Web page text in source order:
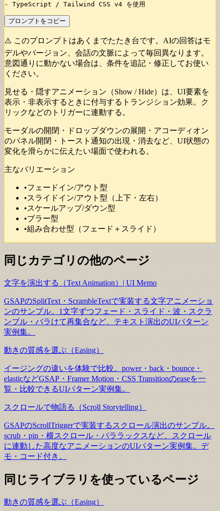
- TypeScript / Tailwind CSS v4 を使用
プロンプトをコピー
⚠️ このプロンプトはあくまでたたき台です。AIの回答はモ
デルやバージョン、会話の文脈によって毎回異なります。
意図通りに動かない場合は、条件を追記・修正してお使い
ください。
見せる・隠すアニメーション（Show / Hide）は、UI要素を
表示・非表示するときに付与するトランジション効果。ク
リックなどのトリガーに連動する。
モーダルの開閉・ドロップダウンの展開・アコーディオン
のパネル開閉・トースト通知の出現・消去など、UI状態の
変化を滑らかに伝えたい場面で使われる。
主なバリエーション
•フェードイン/アウト型
•スライドイン/アウト型（上下・左右）
•スケールアップ/ダウン型
•ブラー型
•組み合わせ型（フェード＋スライド）
同じカテゴリの他のページ
文字を演出する（Text Animation）| UI Memo
GSAPのSplitText・ScrambleTextで実装する文字アニメーショ
ンのサンプル。1文字ずつフェード・スライド・波・スクラ
ンブル・バラけて再集合など、テキスト演出のUIパターン
実例集。
動きの質感を選ぶ（Easing）
イージングの違いを体験で比較。power・back・bounce・
elasticなどGSAP・Framer Motion・CSS Transitionのeaseを一
覧・比較できるUIパターン実例集。
スクロールで物語る（Scroll Storytelling）
GSAPのScrollTriggerで実装するスクロール演出のサンプル。
scrub・pin・横スクロール・パララックスなど、スクロール
に連動した高度なアニメーションのUIパターン実例集。デ
モ・コード付き。
同じライブラリを使っているページ
動きの質感を選ぶ（Easing）